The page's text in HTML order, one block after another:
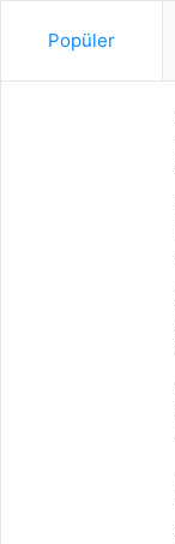
Popüler